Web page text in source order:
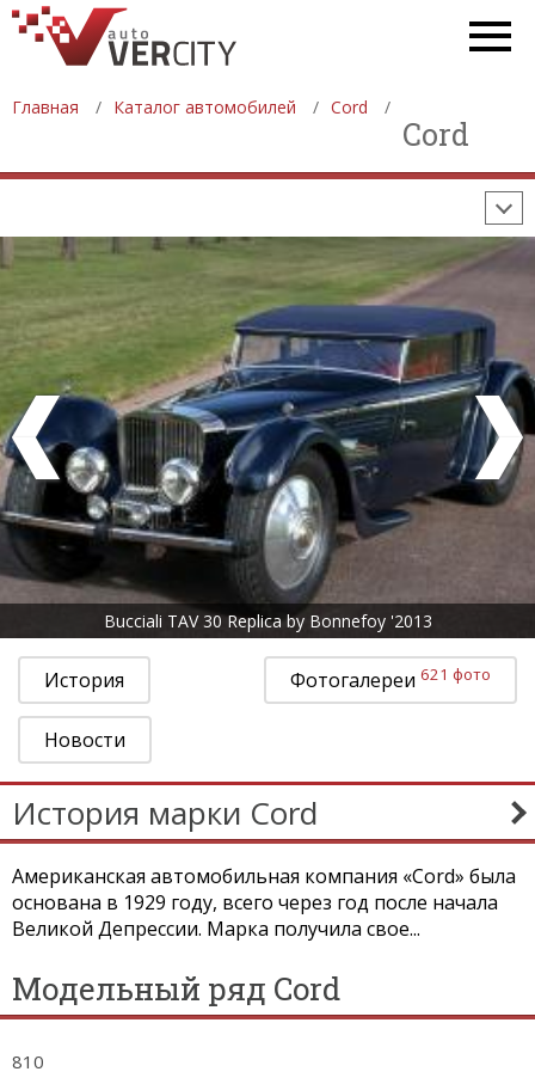
Главная Каталог автомобилей Cord
Cord
СТАТИСТИКА
ПРОИЗВОДСТВО АВТОМОБИЛЕЙ
Bucciali TAV 30 Replica by Bonnefoy '2013
История Фотогалереи 621 фото
Новости
История марки Cord
Американская автомобильная компания «Cord» была
основана в 1929 году, всего через год после начала
Великой Депрессии. Марка получила свое...
Модельный ряд Cord
810